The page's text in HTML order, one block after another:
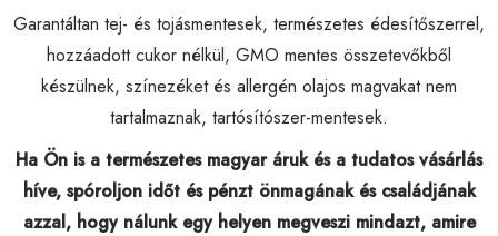
Garantáltan tej- és tojásmentesek, természetes édesítőszerrel,
hozzáadott cukor nélkül, GMO mentes összetevőkből
készülnek, színezéket és allergén olajos magvakat nem
tartalmaznak, tartósítószer-mentesek.
Ha Ön is a természetes magyar áruk és a tudatos vásárlás
híve, spóroljon időt és pénzt önmagának és családjának
azzal, hogy nálunk egy helyen megveszi mindazt, amire